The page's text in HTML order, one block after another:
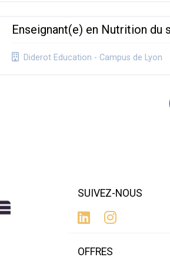
Enseignant(e) en Nutrition du
Diderot Education - Campus de Lyon
SUIVEZ-NOUS
OFFRES